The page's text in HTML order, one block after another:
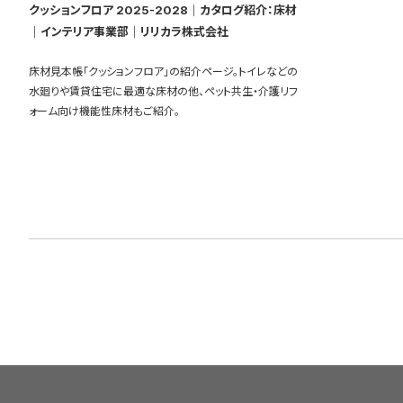
クッションフロア 2025-2028｜カタログ紹介：床材
｜インテリア事業部｜リリカラ株式会社
床材見本帳「クッションフロア」の紹介ページ。トイレなどの
水廻りや賃貸住宅に最適な床材の他、ペット共生・介護リフ
ォーム向け機能性床材もご紹介。